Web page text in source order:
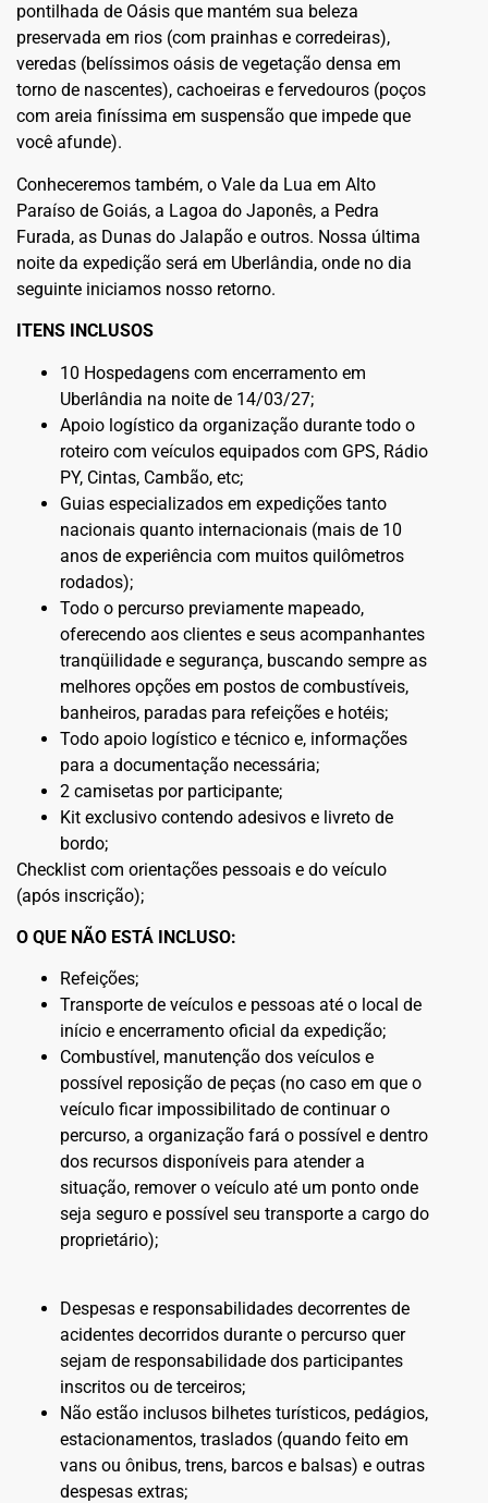
pontilhada de Oásis que mantém sua beleza
preservada em rios (com prainhas e corredeiras),
veredas (belíssimos oásis de vegetação densa em
torno de nascentes), cachoeiras e fervedouros (poços
com areia finíssima em suspensão que impede que
você afunde).
Conheceremos também, o Vale da Lua em Alto
Paraíso de Goiás, a Lagoa do Japonês, a Pedra
Furada, as Dunas do Jalapão e outros. Nossa última
noite da expedição será em Uberlândia, onde no dia
seguinte iniciamos nosso retorno.
ITENS INCLUSOS
10 Hospedagens com encerramento em
Uberlândia na noite de 14/03/27;
Apoio logístico da organização durante todo o
roteiro com veículos equipados com GPS, Rádio
PY, Cintas, Cambão, etc;
Guias especializados em expedições tanto
nacionais quanto internacionais (mais de 10
anos de experiência com muitos quilômetros
rodados);
Todo o percurso previamente mapeado,
oferecendo aos clientes e seus acompanhantes
tranqüilidade e segurança, buscando sempre as
melhores opções em postos de combustíveis,
banheiros, paradas para refeições e hotéis;
Todo apoio logístico e técnico e, informações
para a documentação necessária;
2 camisetas por participante;
Kit exclusivo contendo adesivos e livreto de
bordo;
Checklist com orientações pessoais e do veículo
(após inscrição);
O QUE NÃO ESTÁ INCLUSO:
Refeições;
Transporte de veículos e pessoas até o local de
início e encerramento oficial da expedição;
Combustível, manutenção dos veículos e
possível reposição de peças (no caso em que o
veículo ficar impossibilitado de continuar o
percurso, a organização fará o possível e dentro
dos recursos disponíveis para atender a
situação, remover o veículo até um ponto onde
seja seguro e possível seu transporte a cargo do
proprietário);
Despesas e responsabilidades decorrentes de
acidentes decorridos durante o percurso quer
sejam de responsabilidade dos participantes
inscritos ou de terceiros;
Não estão inclusos bilhetes turísticos, pedágios,
estacionamentos, traslados (quando feito em
vans ou ônibus, trens, barcos e balsas) e outras
despesas extras;